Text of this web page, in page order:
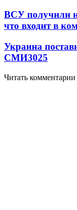
ВСУ получили
что входит в
Украина
СМИ3025
Читать комментарии